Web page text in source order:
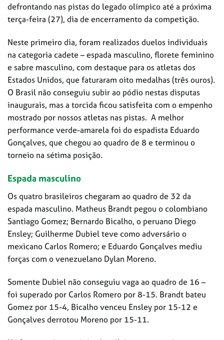
defrontando nas pistas do legado olímpico até a próxima
terça-feira (27), dia de encerramento da competição.
Neste primeiro dia, foram realizados duelos individuais
na categoria cadete – espada masculino, florete feminino
e sabre masculino, com destaque para os atletas dos
Estados Unidos, que faturaram oito medalhas (três ouros).
O Brasil não conseguiu subir ao pódio nestas disputas
inaugurais, mas a torcida ficou satisfeita com o empenho
mostrado por nossos atletas nas pistas. A melhor
performance verde-amarela foi do espadista Eduardo
Gonçalves, que chegou ao quadro de 8 e terminou o
torneio na sétima posição.
Espada masculino
Os quatro brasileiros chegaram ao quadro de 32 da
espada masculino. Matheus Brandt pegou o colombiano
Santiago Gomez; Bernardo Bicalho, o peruano Diego
Ensley; Guilherme Dubiel teve como adversário o
mexicano Carlos Romero; e Eduardo Gonçalves mediu
forças com o venezuelano Dylan Moreno.
Somente Dubiel não conseguiu vaga ao quadro de 16 –
foi superado por Carlos Romero por 8-15. Brandt bateu
Gomez por 15-4, Bicalho venceu Ensley por 15-12 e
Gonçalves derrotou Moreno por 15-11.